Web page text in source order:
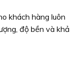
khách hàng luôn
độ bền và khả